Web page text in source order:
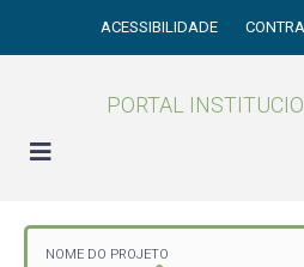
ACESSIBILIDADE
PORTAL
NOME DO PROJETO